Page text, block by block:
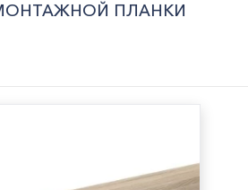
МОНТАЖНОЙ ПЛАНКИ